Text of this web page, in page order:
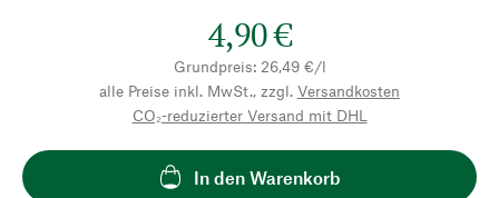
4,90 €
Grundpreis: 26,49 €/l
alle Preise inkl. MwSt., zzgl. Versandkosten
CO₂-reduzierter Versand mit DHL
In den Warenkorb